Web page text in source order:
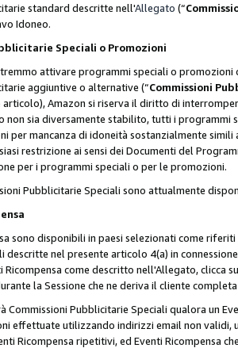
standard descritte nell'Allegato (“
Idoneo.
Speciali o Promozioni
attivare programmi speciali o
aggiuntive o alternative (“Commissioni
articolo), Amazon si riserva il diritto di
non sia diversamente stabilito, tutti i
per mancanza di idoneità sostanzialmente
restrizione ai sensi dei Documenti del
per i programmi speciali o per le promozioni.
Pubblicitarie Speciali sono attualmente
sono disponibili in paesi selezionati come
descritte nel presente articolo 4(a) in
come descritto nell'Allegato, clicca
la Sessione che ne deriva il cliente
Commissioni Pubblicitarie Speciali qualora un
effettuate utilizzando indirizzi email non
Ricompensa ripetitivi, ed Eventi Ricompensa